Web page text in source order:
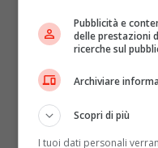
Pubblicità e
delle prestazioni
ricerche sul
Archiviare
Scopri di più
I tuoi dati personali